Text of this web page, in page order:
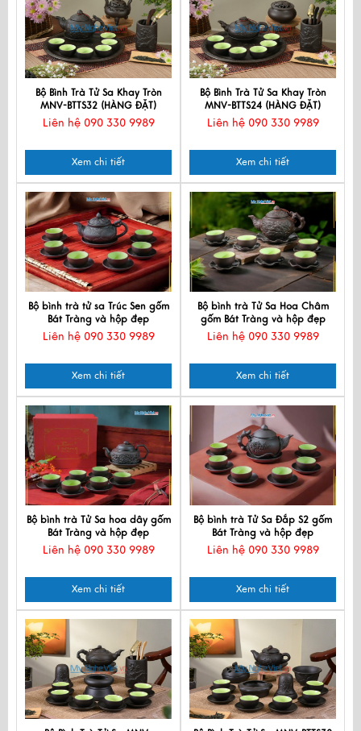
Bộ Bình Trà Tử Sa Khay Tròn
MNV-BTTS32 (HÀNG ĐẶT)
Liên hệ 090 330 9989
Xem chi tiết
Bộ Bình Trà Tử Sa Khay Tròn
MNV-BTTS24 (HÀNG ĐẶT)
Liên hệ 090 330 9989
Xem chi tiết
Bộ bình trà tử sa Trúc Sen gốm
Bát Tràng và hộp đẹp
Liên hệ 090 330 9989
Xem chi tiết
Bộ bình trà Tử Sa Hoa Châm
gốm Bát Tràng và hộp đẹp
Liên hệ 090 330 9989
Xem chi tiết
Bộ bình trà Tử Sa hoa dây gốm
Bát Tràng và hộp đẹp
Liên hệ 090 330 9989
Xem chi tiết
Bộ bình trà Tử Sa Đắp S2 gốm
Bát Tràng và hộp đẹp
Liên hệ 090 330 9989
Xem chi tiết